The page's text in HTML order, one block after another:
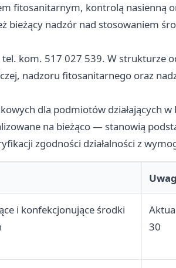
fitosanitarnym, kontrolą nasienną
bieżący nadzór nad stosowaniem
kom. 517 027 539. W strukturze
nadzoru fitosanitarnego oraz
dla podmiotów działających
na bieżąco — stanowią
zgodności działalności z
i konfekcjonujące środki
30